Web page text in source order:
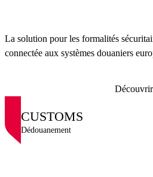
La solution pour les formalités
connectée aux systèmes douaniers
Découvrir
CUSTOMS
Dédouanement